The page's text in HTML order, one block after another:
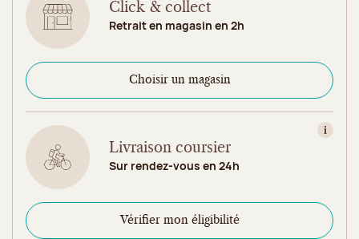
Click & collect
Retrait en magasin en 2h
Choisir un magasin
Livraison coursier
Sur rendez-vous en 24h
Vérifier mon éligibilité